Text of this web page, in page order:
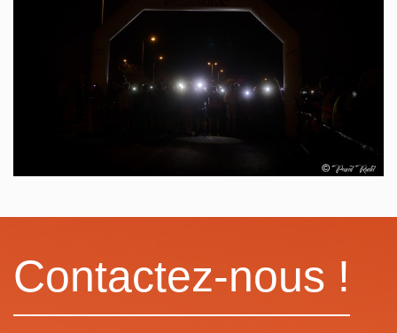
Contactez-nous !